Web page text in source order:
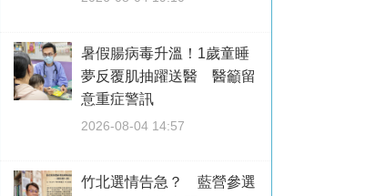
暑假腸病毒升溫！1歲童睡
夢反覆肌抽躍送醫 醫籲留
意重症警訊
2026-08-04 14:57
竹北選情告急？ 藍營參選